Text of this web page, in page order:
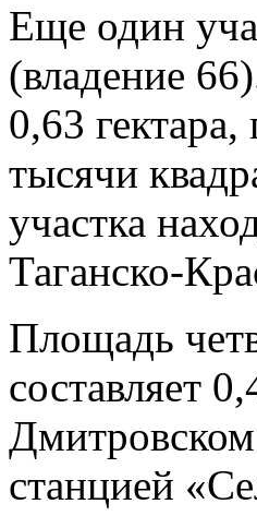
Еще один
(владение
0,63
тысячи
участка
Таганско-
Площадь
составляет
станцией